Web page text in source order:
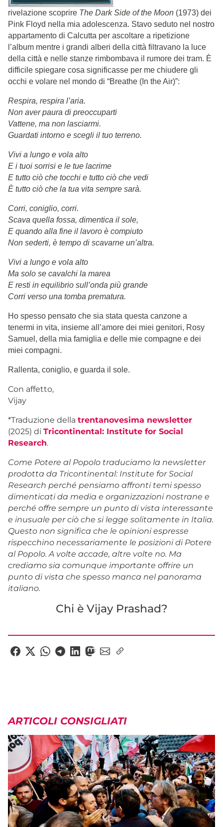
rivelazione scoprire The Dark Side of the Moon (1973) dei
Pink Floyd nella mia adolescenza. Stavo seduto nel nostro
appartamento di Calcutta per ascoltare a ripetizione
l’album mentre i grandi alberi della città filtravano la luce
della città e nelle stanze rimbombava il rumore dei tram. È
difficile spiegare cosa significasse per me chiudere gli
occhi e volare nel mondo di “Breathe (In the Air)”:
Respira, respira l’aria.
Non aver paura di preoccuparti
Vattene, ma non lasciarmi.
Guardati intorno e scegli il tuo terreno.
Vivi a lungo e vola alto
E i tuoi sorrisi e le tue lacrime
E tutto ciò che tocchi e tutto ciò che vedi
È tutto ciò che la tua vita sempre sarà.
Corri, coniglio, corri.
Scava quella fossa, dimentica il sole,
E quando alla fine il lavoro è compiuto
Non sederti, è tempo di scavarne un’altra.
Vivi a lungo e vola alto
Ma solo se cavalchi la marea
E resti in equilibrio sull’onda più grande
Corri verso una tomba prematura.
Ho spesso pensato che sia stata questa canzone a
tenermi in vita, insieme all’amore dei miei genitori, Rosy
Samuel, della mia famiglia e delle mie compagne e dei
miei compagni.
Rallenta, coniglio, e guarda il sole.
Con affetto,
Vijay
*Traduzione della trentanovesima newsletter
(2025) di Tricontinental: Institute for Social
Research.
Come Potere al Popolo traduciamo la newsletter
prodotta da Tricontinental: Institute for Social
Research perché pensiamo affronti temi spesso
dimenticati da media e organizzazioni nostrane e
perché offre sempre un punto di vista interessante
e inusuale per ciò che si legge solitamente in Italia.
Questo non significa che le opinioni espresse
rispecchino necessariamente le posizioni di Potere
al Popolo. A volte accade, altre volte no. Ma
crediamo sia comunque importante offrire un
punto di vista che spesso manca nel panorama
italiano.
Chi è Vijay Prashad?
ARTICOLI CONSIGLIATI